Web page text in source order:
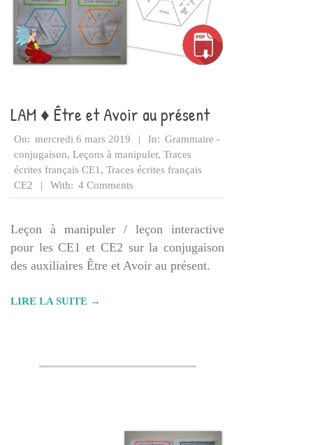
LAM ♦ Être et Avoir au présent
2019-
03-
06
On: mercredi 6 mars 2019 In: Grammaire -
conjugaison, Leçons à manipuler, Traces
écrites français CE1 , Traces écrites français
CE2
With: 4 Comments
Leçon à manipuler / leçon interactive
pour les CE1 et CE2 sur la conjugaison
des auxiliaires Être et Avoir au présent.
LIRE LA SUITE →